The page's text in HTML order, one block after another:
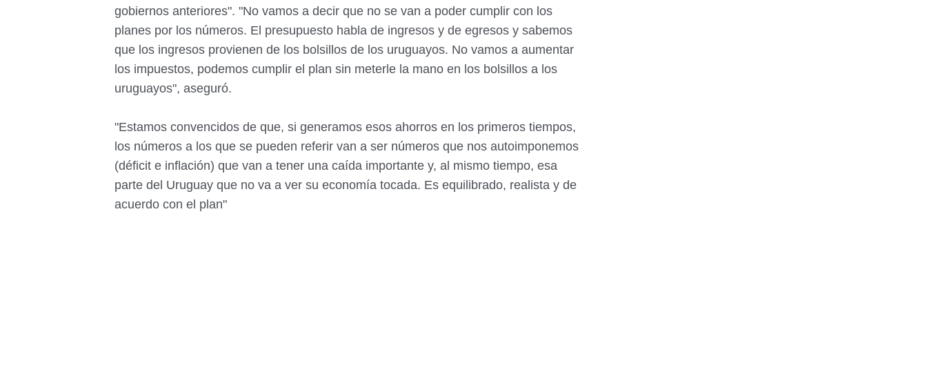
gobiernos anteriores". "No vamos a decir que no se van a poder cumplir con los
planes por los números. El presupuesto habla de ingresos y de egresos y sabemos
que los ingresos provienen de los bolsillos de los uruguayos. No vamos a aumentar
los impuestos, podemos cumplir el plan sin meterle la mano en los bolsillos a los
uruguayos", aseguró.
"Estamos convencidos de que, si generamos esos ahorros en los primeros tiempos,
los números a los que se pueden referir van a ser números que nos autoimponemos
(déficit e inflación) que van a tener una caída importante y, al mismo tiempo, esa
parte del Uruguay que no va a ver su economía tocada. Es equilibrado, realista y de
acuerdo con el plan"